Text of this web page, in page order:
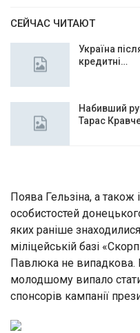
СЕЙЧАС ЧИТАЮТ
Україна
кредитні…
Набивший
Тарас
Поява Гельзіна, а
особистостей
яких раніше
міліцейській базі
Павлюка не випадкова.
молодшому випало
спонсорів кампанії